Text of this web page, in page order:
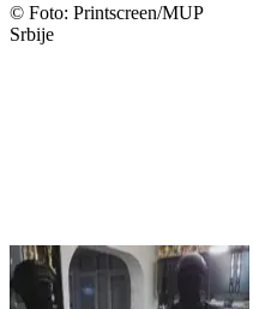
© Foto: Printscreen/MUP
Srbije